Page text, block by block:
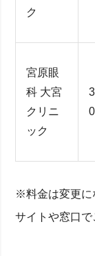
ク
宮原眼
科 大宮
クリニ
ック
※料金は変更に
サイトや窓口で